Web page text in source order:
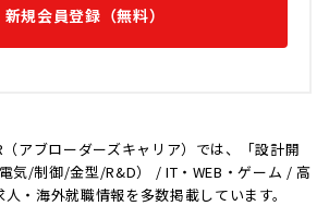
新規会員登録（無料）
（アブローダーズキャリア）では、「設計開
気/制御/金型/R&D） / IT・WEB・ゲーム / 高
・海外就職情報を多数掲載しています。